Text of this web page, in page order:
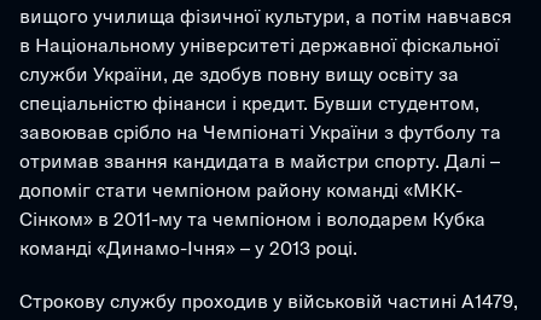
вищого училища фізичної культури, а потім навчався
в Національному університеті державної фіскальної
служби України, де здобув повну вищу освіту за
спеціальністю фінанси і кредит. Бувши студентом,
завоював срібло на Чемпіонаті України з футболу та
отримав звання кандидата в майстри спорту. Далі –
допоміг стати чемпіоном району команді «МКК-
Сінком» в 2011-му та чемпіоном і володарем Кубка
команді «Динамо-Ічня» – у 2013 році.
Строкову службу проходив у військовій частині А1479,